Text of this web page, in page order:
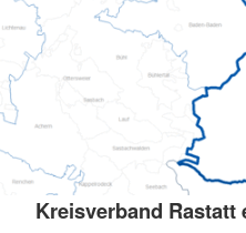
Kreisverband Rastatt